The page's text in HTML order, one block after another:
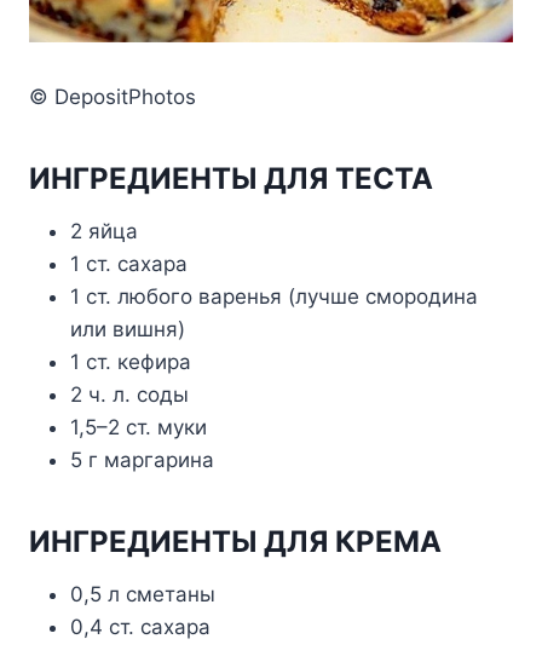
© DepositPhotos
ИНГРЕДИЕНТЫ ДЛЯ ТЕСТА
2 яйца
1 ст. сахара
1 ст. любого варенья (лучше смородина
или вишня)
1 ст. кефира
2 ч. л. соды
1,5–2 ст. муки
5 г маргарина
ИНГРЕДИЕНТЫ ДЛЯ КРЕМА
0,5 л сметаны
0,4 ст. сахара